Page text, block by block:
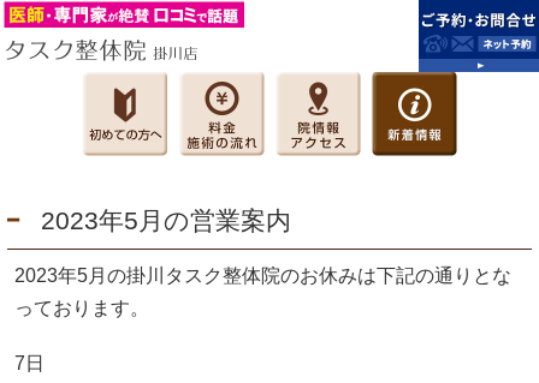
2023年5月の営業案内
2023年5月の掛川タスク整体院のお休みは下記の通りとな
っております。
7日